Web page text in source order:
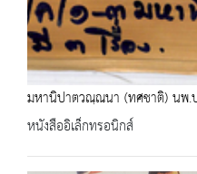
มหานิปาตวณฺณนา (ทศชาติ) นพ
หนังสืออิเล็กทรอนิกส์